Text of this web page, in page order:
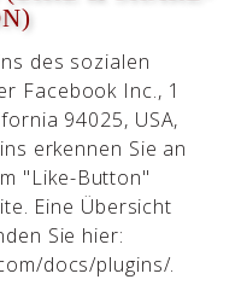
des sozialen
Facebook Inc., 1
94025, USA,
erkennen Sie an
"Like-Button"
Eine Übersicht
Sie hier:
docs/plugins/.